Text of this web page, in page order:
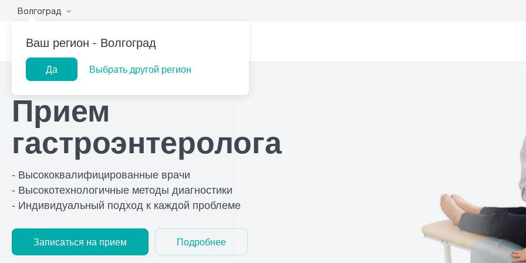
Волгоград
Ваш регион - Волгоград
Да Выбрать другой регион
Лаборатории
Популярные запросы
Прием гинеколога
Прием оториноларинголога
Прием гастроэнтеролога
Прием уролога
Главная Услуги
Прием
гастроэнтеролога
- Высококвалифицированные врачи
- Высокотехнологичные методы диагностики
- Индивидуальный подход к каждой проблеме
Записаться на прием Подробнее